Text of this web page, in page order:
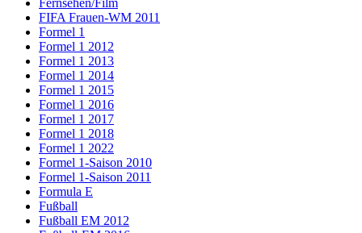
Fernsehen/Film
FIFA Frauen-WM 2011
Formel 1
Formel 1 2012
Formel 1 2013
Formel 1 2014
Formel 1 2015
Formel 1 2016
Formel 1 2017
Formel 1 2018
Formel 1 2022
Formel 1-Saison 2010
Formel 1-Saison 2011
Formula E
Fußball
Fußball EM 2012